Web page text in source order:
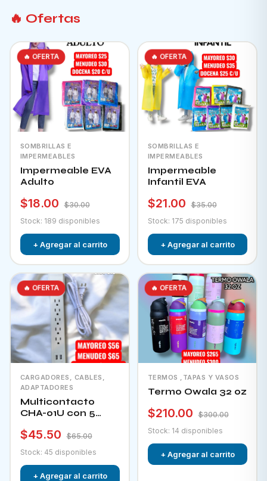
🔥 Ofertas
🔥 OFERTA
SOMBRILLAS E
IMPERMEABLES
Impermeable EVA
Adulto
$18.00
$30.00
Stock: 189 disponibles
+ Agregar al carrito
🔥 OFERTA
SOMBRILLAS E
IMPERMEABLES
Impermeable
Infantil EVA
$21.00
$35.00
Stock: 175 disponibles
+ Agregar al carrito
🔥 OFERTA
CARGADORES, CABLES,
ADAPTADORES
Multicontacto
CHA-01U con 5
puertos usb e
$45.50
$65.00
Stock: 45 disponibles
+ Agregar al carrito
🔥 OFERTA
TERMOS ,TAPAS Y VASOS
Termo Owala 32 oz
$210.00
$300.00
Stock: 14 disponibles
+ Agregar al carrito